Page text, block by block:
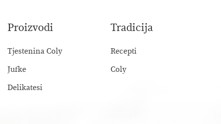
Proizvodi
Tjestenina Coly
Jufke
Delikatesi
Tradicija
Recepti
Coly